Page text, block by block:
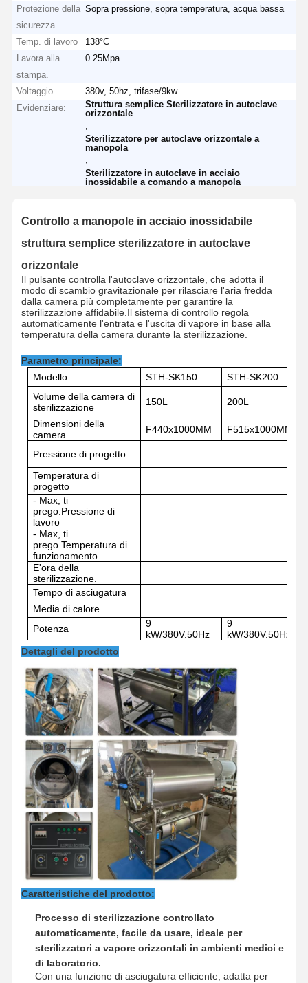
Casa Video Su Di Noi
Visita Alla
Fabbrica
Controllo
Qualità
Contattaci Notizie
Casi
Sterilizzatore orizzontale dell'autoclave
Autoclave verticale
Autoclave da banco
Macchina autoclave portatile
Sterilizzatore al plasma a bassa temperatura
Protezione della
sicurezza
Sopra pressione, sopra temperatura, acqua bassa
Temp. di lavoro
138°C
Lavora alla
stampa.
0.25Mpa
Voltaggio
380v, 50hz, trifase/9kw
Evidenziare:
Struttura semplice Sterilizzatore in autoclave
orizzontale
Sterilizzatore per autoclave orizzontale a
manopola
Sterilizzatore in autoclave in acciaio
inossidabile a comando a manopola
Controllo a manopole in acciaio inossidabile
struttura semplice sterilizzatore in autoclave
orizzontale
Il pulsante controlla l'autoclave orizzontale, che adotta il
modo di scambio gravitazionale per rilasciare l'aria fredda
dalla camera più completamente per garantire la
sterilizzazione affidabile.Il sistema di controllo regola
automaticamente l'entrata e l'uscita di vapore in base alla
temperatura della camera durante la sterilizzazione.
Parametro principale:
Modello
STH-SK150 STH-SK200
Volume della camera di
sterilizzazione
150L
200L
Dimensioni della
camera
F440x1000MM F515x1000MM
Pressione di progetto
Temperatura di
progetto
- Max, ti
prego. Pressione di
lavoro
- Max, ti
prego.Temperatura di
funzionamento
E'ora della
sterilizzazione.
Tempo di asciugatura
Media di calore
Potenza
9
kW/380V.50Hz
9
kW/380V.50Hz
Dimensione ((mm)
trasporto ((mm)
1550x750x1850
1560x820x1850
G.W/N.W.
320/240 kg 350/260 kg
Dettagli del prodotto
Caratteristiche del prodotto:
Processo di sterilizzazione controllato
automaticamente, facile da usare, ideale per
sterilizzatori a vapore orizzontali in ambienti medici e
di laboratorio.
Con una funzione di asciugatura efficiente, adatta per